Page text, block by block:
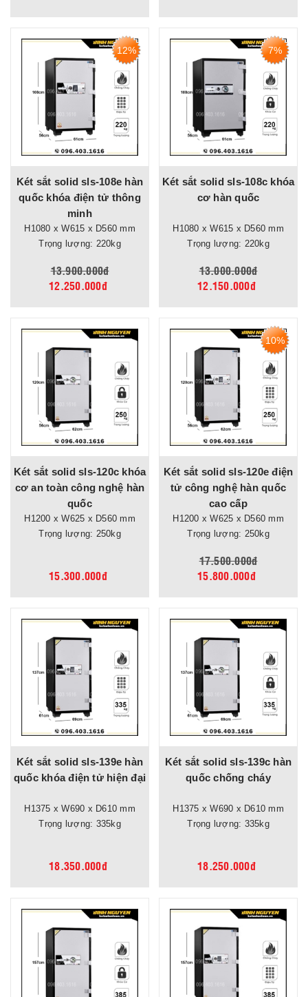
12%
Két sắt solid sls-108e hàn
quốc khóa điện tử thông
minh
H1080 x W615 x D560 mm
Trọng lượng: 220kg
13.900.000đ
12.250.000đ
7%
Két sắt solid sls-108c khóa
cơ hàn quốc
H1080 x W615 x D560 mm
Trọng lượng: 220kg
13.000.000đ
12.150.000đ
Két sắt solid sls-120c khóa
cơ an toàn công nghệ hàn
quốc
H1200 x W625 x D560 mm
Trọng lượng: 250kg
15.300.000đ
10%
Két sắt solid sls-120e điện
tử công nghệ hàn quốc
cao cấp
H1200 x W625 x D560 mm
Trọng lượng: 250kg
17.500.000đ
15.800.000đ
Két sắt solid sls-139e hàn
quốc khóa điện tử hiện đại
H1375 x W690 x D610 mm
Trọng lượng: 335kg
18.350.000đ
Két sắt solid sls-139c hàn
quốc chống cháy
H1375 x W690 x D610 mm
Trọng lượng: 335kg
18.250.000đ